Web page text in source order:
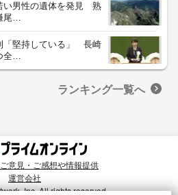
い男性の遺体を発見 熟
尾…
堅持している」 長崎
全…
ランキング一覧へ
意見・ご感想や情報提供
運営会社
Inc. All rights reserved.